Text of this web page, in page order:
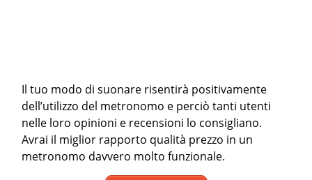
Il tuo modo di suonare risentirà positivamente
dell’utilizzo del metronomo e perciò tanti utenti
nelle loro opinioni e recensioni lo consigliano.
Avrai il miglior rapporto qualità prezzo in un
metronomo davvero molto funzionale.